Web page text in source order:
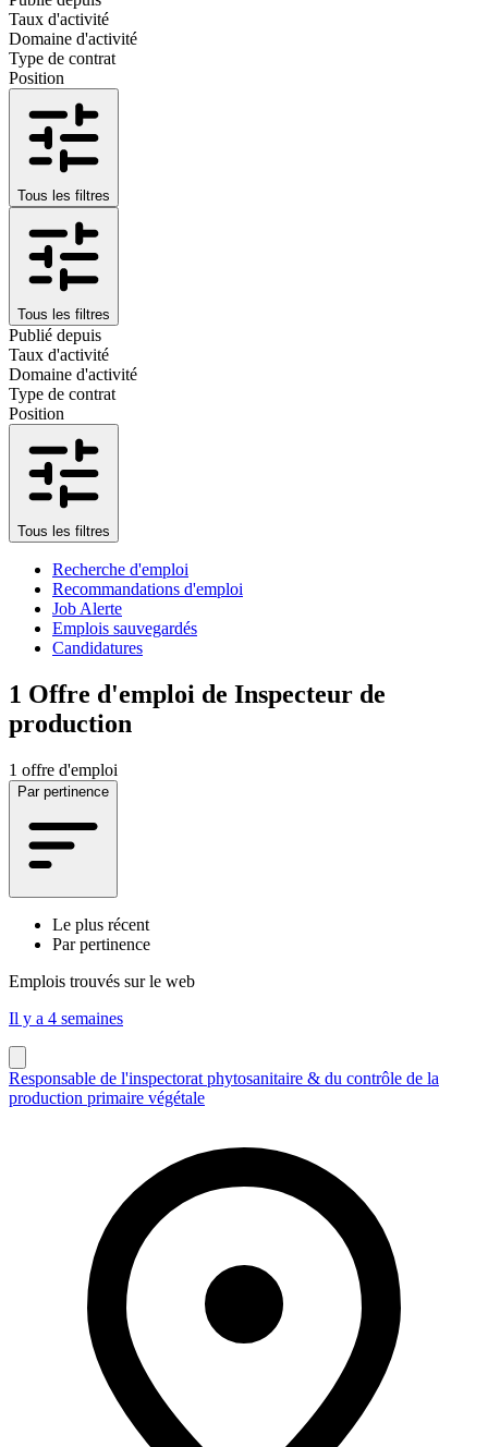
Taux d'activité
Domaine d'activité
Type de contrat
Position
Tous les filtres
Tous les filtres
Publié depuis
Taux d'activité
Domaine d'activité
Type de contrat
Position
Tous les filtres
Recherche d'emploi
Recommandations d'emploi
Job Alerte
Emplois sauvegardés
Candidatures
1 Offre d'emploi de Inspecteur de
production
1 offre d'emploi
Par pertinence
Le plus récent
Par pertinence
Emplois trouvés sur le web
Il y a 4 semaines
Responsable de l'inspectorat phytosanitaire & du contrôle de la
production primaire végétale